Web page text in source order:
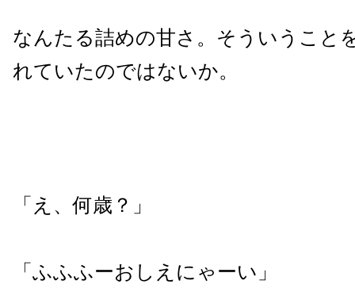
なんたる詰めの甘さ。そういうこと
れていたのではないか。
「え、何歳？」
「ふふふーおしえにゃーい」